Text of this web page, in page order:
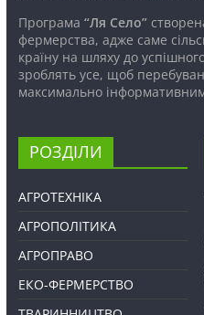
Програма “Ля Село”
фермерства, адже саме
країну на шляху до
зроблять усе, щоб
максимально
РОЗДІЛИ
АГРОТЕХНІКА
АГРОПОЛІТИКА
АГРОПРАВО
ЕКО-ФЕРМЕРСТВО